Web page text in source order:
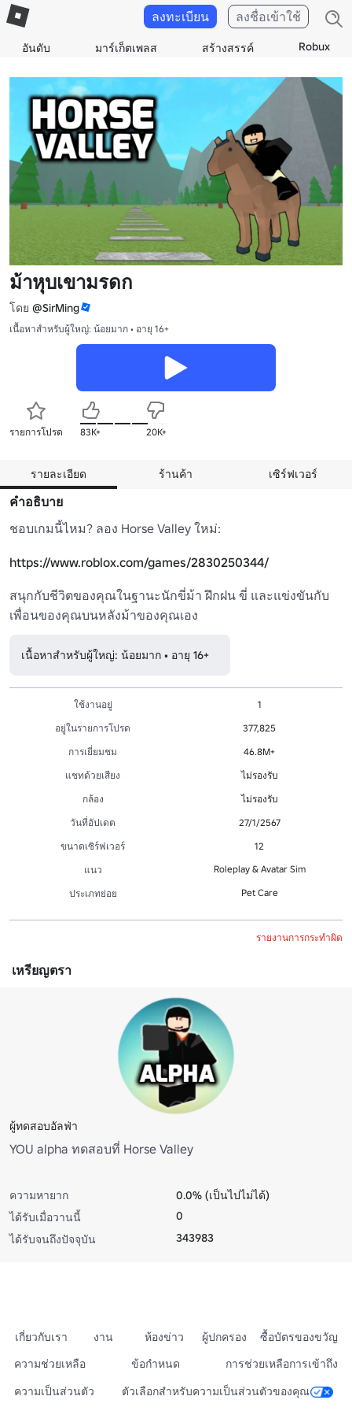
อันดับ มาร์เก็ตเพลส สร้างสรรค์ Robux
ลงทะเบียน ลงชื่อเข้าใช้
ม้าหุบเขามรดก
โดย @SirMing
เนื้อหาสำหรับผู้ใหญ่: น้อยมาก • อายุ 16+
รายการโปรด 83K+ 20K+
รายละเอียด ร้านค้า เซิร์ฟเวอร์
คำอธิบาย
ชอบเกมนี้ไหม? ลอง Horse Valley ใหม่:
https://www.roblox.com/games/2830250344/
สนุกกับชีวิตของคุณในฐานะนักขี่ม้า ฝึกฝน ขี่ และแข่งขันกับ
เพื่อนของคุณบนหลังม้าของคุณเอง
เนื้อหาสำหรับผู้ใหญ่: น้อยมาก • อายุ 16+
ใช้งานอยู่
1
อยู่ในรายการโปรด
377,825
การเยี่ยมชม
46.8M+
แชทด้วยเสียง
ไม่รองรับ
กล้อง
ไม่รองรับ
วันที่อัปเดต
27/1/2567
ขนาดเซิร์ฟเวอร์
12
แนว
Roleplay & Avatar Sim
ประเภทย่อย Pet Care
รายงานการกระทำผิด
เหรียญตรา
ผู้ทดสอบอัลฟ่า
YOU alpha ทดสอบที่ Horse Valley
ความหายาก
0.0% (เป็นไปไม่ได้)
ได้รับเมื่อวานนี้
0
ได้รับจนถึงปัจจุบัน
343983
เกี่ยวกับเรา งาน ห้องข่าว ผู้ปกครอง
ซื้อบัตรของขวัญ
ความช่วยเหลือ
ข้อกำหนด
การช่วยเหลือการเข้าถึง
ความเป็นส่วนตัว
ตัวเลือกสำหรับความเป็นส่วนตัวของคุณ